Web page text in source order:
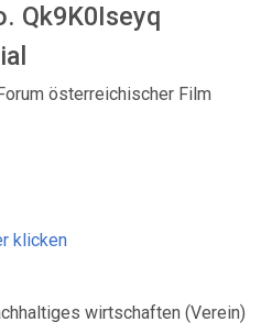
Qk9K0Iseyq
österreichischer Film
klicken
wirtschaften (Verein)